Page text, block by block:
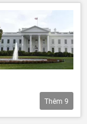
Thêm 9